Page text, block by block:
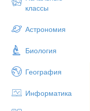
классы
Астрономия
Биология
География
Информатика